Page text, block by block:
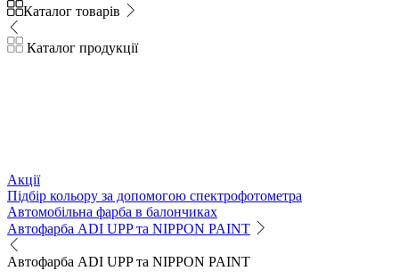
Каталог товарів
Каталог продукції
Акції
Підбір кольору за допомогою спектрофотометра
Автомобільна фарба в балончиках
Автофарба ADI UPP та NIPPON PAINT
Автофарба ADI UPP та NIPPON PAINT